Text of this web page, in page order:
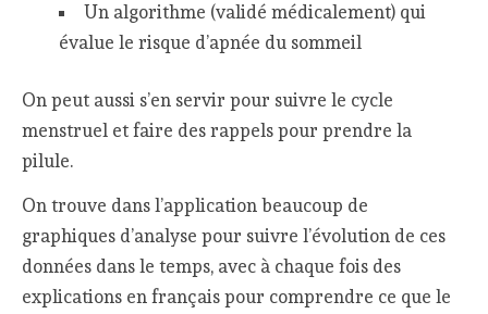
Un algorithme (validé médicalement) qui
évalue le risque d’apnée du sommeil
On peut aussi s’en servir pour suivre le cycle
menstruel et faire des rappels pour prendre la
pilule.
On trouve dans l’application beaucoup de
graphiques d’analyse pour suivre l’évolution de ces
données dans le temps, avec à chaque fois des
explications en français pour comprendre ce que le